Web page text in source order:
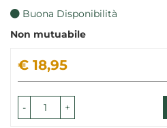
Buona Disponibilità
Non mutuabile
Prezzo
€ 18,95
- +